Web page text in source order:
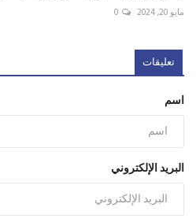
مايو 20, 2024 0
تعليقات
اسم
البريد الإلكتروني